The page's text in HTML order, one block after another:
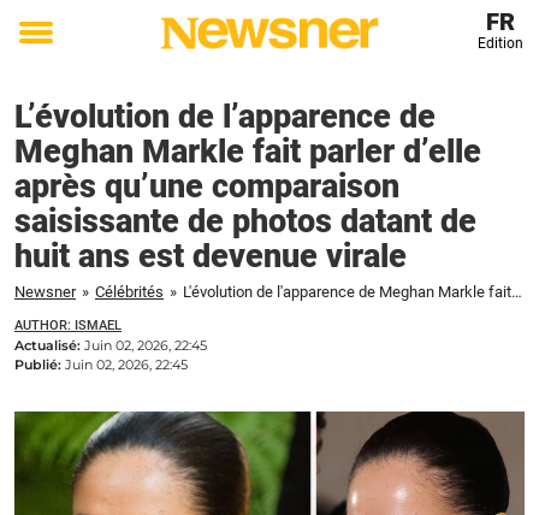
Toggle
FR
Edition
L’évolution de l’apparence de
Meghan Markle fait parler d’elle
après qu’une comparaison
saisissante de photos datant de
huit ans est devenue virale
Newsner » Célébrités » L'évolution de l'apparence de Meghan Markle fait parler d'elle après qu'une comparaison saisissante de photos datant de huit ans est devenue virale
AUTHOR: ISMAEL
Actualisé: Juin 02, 2026, 22:45
Publié: Juin 02, 2026, 22:45